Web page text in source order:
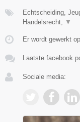
Echtscheiding,
Handelsrecht,
▼
Er wordt gewerkt
Laatste facebook
Sociale media: